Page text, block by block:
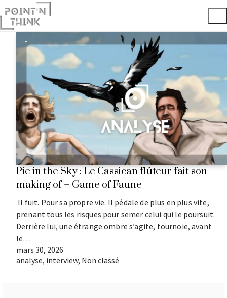
Pie in the Sky : Le Cassican flûteur fait son
making of – Game of Faune
Il fuit. Pour sa propre vie. Il pédale de plus en plus vite,
prenant tous les risques pour semer celui qui le poursuit.
Derrière lui, une étrange ombre s’agite, tournoie, avant
le…
mars 30, 2026
analyse, interview, Non classé